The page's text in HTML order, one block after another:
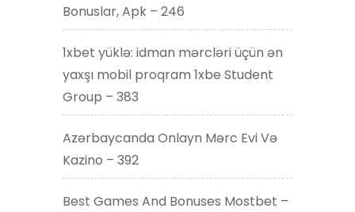
Bonuslar, Apk – 246
1xbet yüklə: idman mərcləri üçün ən
yaxşı mobil proqram 1xbe Student
Group – 383
Azərbaycanda Onlayn Mərc Evi Və
Kazino – 392
Best Games And Bonuses Mostbet –